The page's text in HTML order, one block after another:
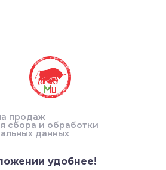
продаж
сбора и обработки
данных
удобнее!